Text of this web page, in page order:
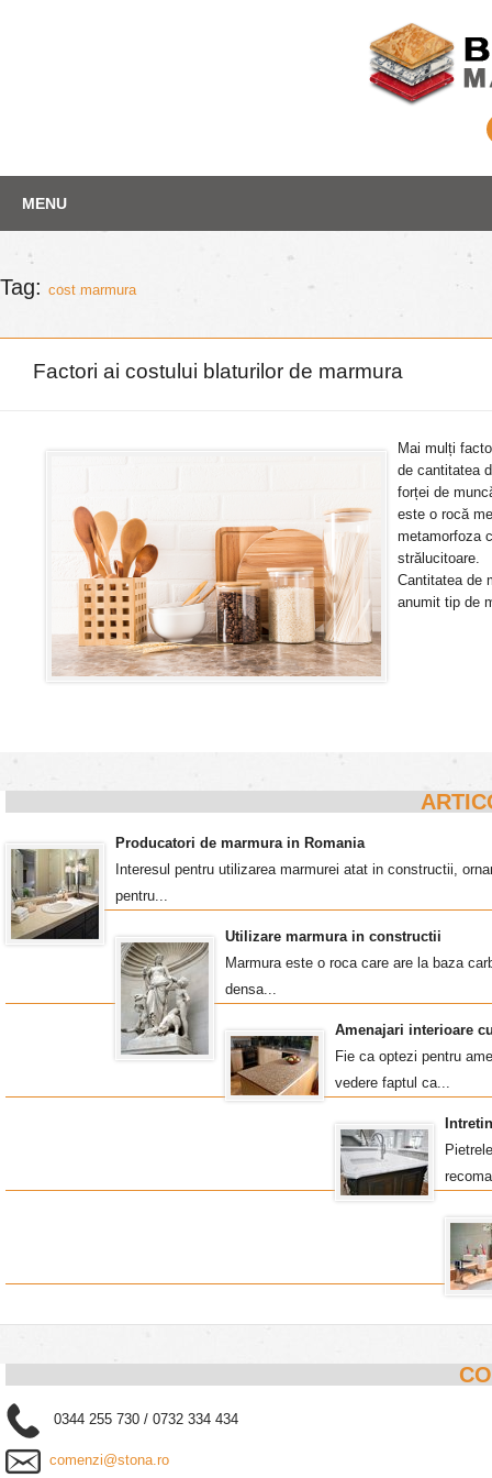
Depozit marmura
content
MENU
Tag: cost marmura
Factori ai costului blaturilor de marmura
Mai mulți
de cantitatea
forței de
este o rocă
metamorfoza
strălucitoare.
Cantitatea de
anumit tip de
Producatori de marmura in Romania
Interesul pentru utilizarea marmurei atat in constructii,
pentru...
Utilizare marmura in constructii
Marmura este o roca care are la baza
densa...
Amenajari interioare
Fie ca optezi pentru
vedere faptul ca...
0344 255 730 / 0732 334 434
comenzi@stona.ro